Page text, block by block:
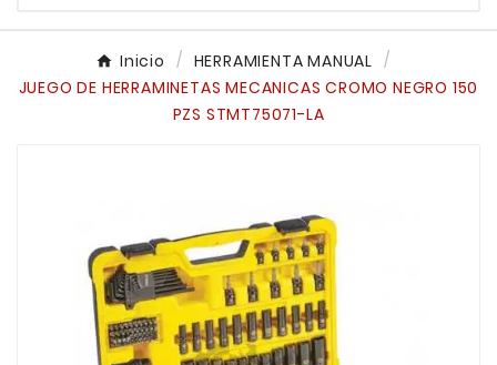
Inicio
HERRAMIENTA MANUAL
JUEGO DE HERRAMINETAS MECANICAS CROMO NEGRO 150
PZS STMT75071-LA